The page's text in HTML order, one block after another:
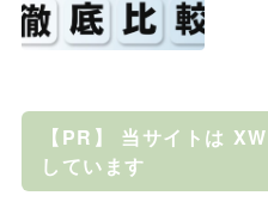
【PR】 当サイトは
しています